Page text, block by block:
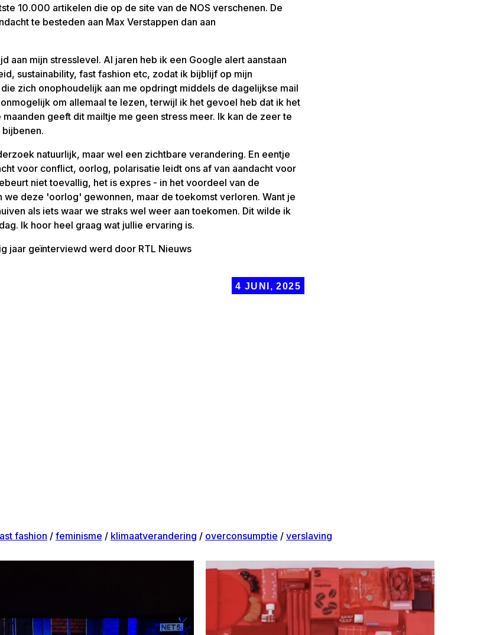
10.000 artikelen die op de site van de NOS verschenen. De
te besteden aan Max Verstappen dan aan
aan mijn stresslevel. Al jaren heb ik een Google alert aanstaan
sustainability, fast fashion etc, zodat ik bijblijf op mijn
zich onophoudelijk aan me opdringt middels de dagelijkse mail
om allemaal te lezen, terwijl ik het gevoel heb dat ik het
geeft dit mailtje me geen stress meer. Ik kan de zeer te
natuurlijk, maar wel een zichtbare verandering. En eentje
voor conflict, oorlog, polarisatie leidt ons af van aandacht voor
niet toevallig, het is expres - in het voordeel van de
we deze 'oorlog' gewonnen, maar de toekomst verloren. Want je
als iets waar we straks wel weer aan toekomen. Dit wilde ik
Ik hoor heel graag wat jullie ervaring is.
jaar geïnterviewd werd door RTL Nieuws
4 JUNI, 2025
fashion / feminisme / klimaatverandering / overconsumptie / verslaving